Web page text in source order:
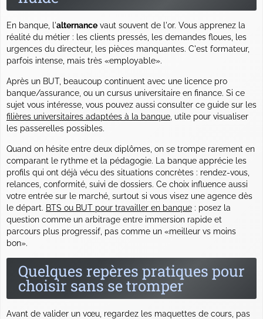
En banque, l'alternance vaut souvent de l'or. Vous apprenez la
réalité du métier : les clients pressés, les demandes floues, les
urgences du directeur, les pièces manquantes. C'est formateur,
parfois intense, mais très «employable».
Après un BUT, beaucoup continuent avec une licence pro
banque/assurance, ou un cursus universitaire en finance. Si ce
sujet vous intéresse, vous pouvez aussi consulter ce guide sur les
filières universitaires adaptées à la banque, utile pour visualiser
les passerelles possibles.
Quand on hésite entre deux diplômes, on se trompe rarement en
comparant le rythme et la pédagogie. La banque apprécie les
profils qui ont déjà vécu des situations concrètes : rendez-vous,
relances, conformité, suivi de dossiers. Ce choix influence aussi
votre entrée sur le marché, surtout si vous visez une agence dès
le départ. BTS ou BUT pour travailler en banque : posez la
question comme un arbitrage entre immersion rapide et
parcours plus progressif, pas comme un «meilleur vs moins
bon».
Quelques repères pratiques pour
choisir sans se tromper
Avant de valider un vœu, regardez les maquettes de cours, pas